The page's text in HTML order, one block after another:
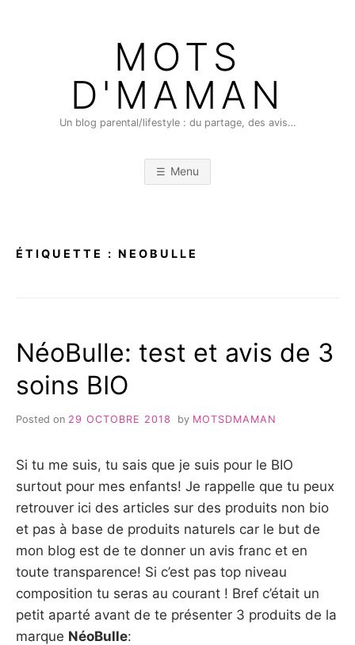
MOTS
D'MAMAN
Un blog parental/lifestyle : du partage, des avis…
Menu
ÉTIQUETTE : NEOBULLE
NéoBulle: test et avis de 3
soins BIO
Posted on 29 OCTOBRE 2018 by MOTSDMAMAN
Si tu me suis, tu sais que je suis pour le BIO
surtout pour mes enfants! Je rappelle que tu peux
retrouver ici des articles sur des produits non bio
et pas à base de produits naturels car le but de
mon blog est de te donner un avis franc et en
toute transparence! Si c’est pas top niveau
composition tu seras au courant ! Bref c’était un
petit aparté avant de te présenter 3 produits de la
marque NéoBulle: